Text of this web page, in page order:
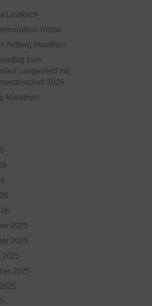
Leutkirch
Pitztal
Arlberg Marathon
zum
Längenfeld mit
2026
Marathon
2025
2025
2025
2025